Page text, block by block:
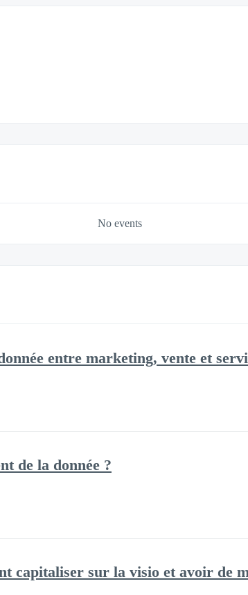
No events
entre marketing, vente et
de la donnée ?
capitaliser sur la visio et avoir de